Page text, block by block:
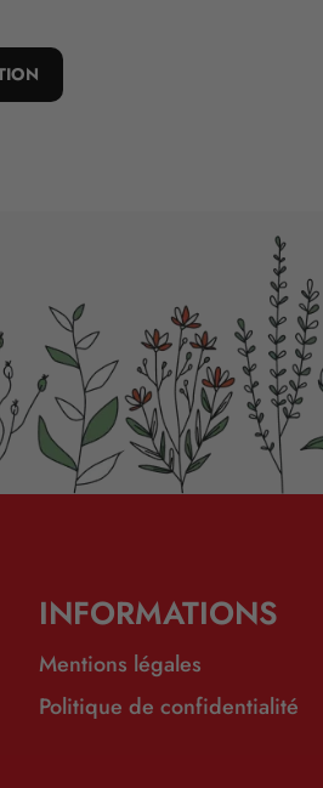
INFORMATIONS
Mentions légales
Politique de confidentialité